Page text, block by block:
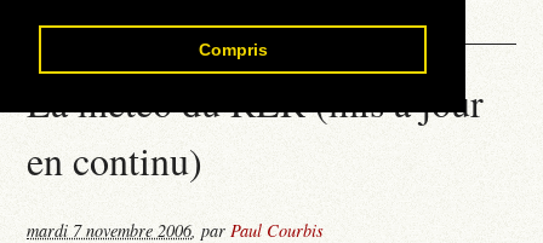
Compris
Contact
La météo du RER (mis à jour
en continu)
mardi 7 novembre 2006,parPaul Courbis